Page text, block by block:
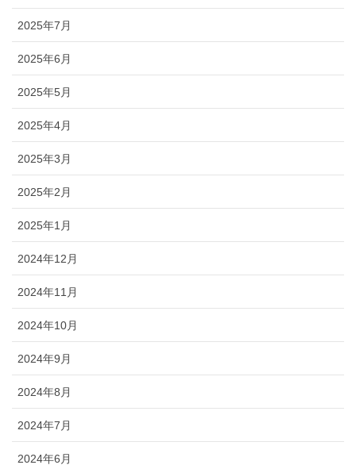
2025年7月
2025年6月
2025年5月
2025年4月
2025年3月
2025年2月
2025年1月
2024年12月
2024年11月
2024年10月
2024年9月
2024年8月
2024年7月
2024年6月